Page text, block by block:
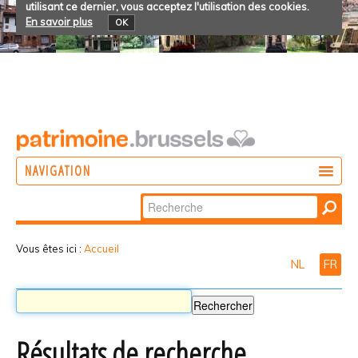
utilisant ce dernier, vous acceptez l'utilisation des cookies.
En savoir plus
OK
NAVIGATION
Chercher par
Recherche
Vous êtes ici : Accueil
NL FR